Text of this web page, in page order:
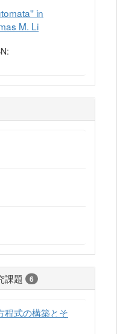
in
M. Li
課題 6
程式の構築とそ